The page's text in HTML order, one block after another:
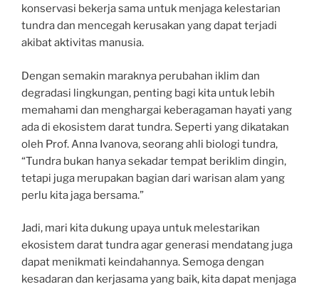
konservasi bekerja sama untuk menjaga kelestarian
tundra dan mencegah kerusakan yang dapat terjadi
akibat aktivitas manusia.
Dengan semakin maraknya perubahan iklim dan
degradasi lingkungan, penting bagi kita untuk lebih
memahami dan menghargai keberagaman hayati yang
ada di ekosistem darat tundra. Seperti yang dikatakan
oleh Prof. Anna Ivanova, seorang ahli biologi tundra,
“Tundra bukan hanya sekadar tempat beriklim dingin,
tetapi juga merupakan bagian dari warisan alam yang
perlu kita jaga bersama.”
Jadi, mari kita dukung upaya untuk melestarikan
ekosistem darat tundra agar generasi mendatang juga
dapat menikmati keindahannya. Semoga dengan
kesadaran dan kerjasama yang baik, kita dapat menjaga